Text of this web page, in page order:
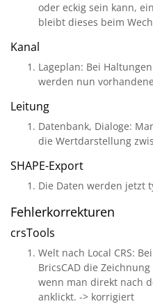
oder eckig sein kann,
bleibt dieses beim
Kanal
Lageplan: Bei
werden nun
Leitung
Datenbank, Dialoge:
die Wertdarstellung
SHAPE-Export
Die Daten werden jetzt
Fehlerkorrekturen
crsTools
Welt nach Local CRS:
BricsCAD die
wenn man direkt nach
anklickt. -> korrigiert